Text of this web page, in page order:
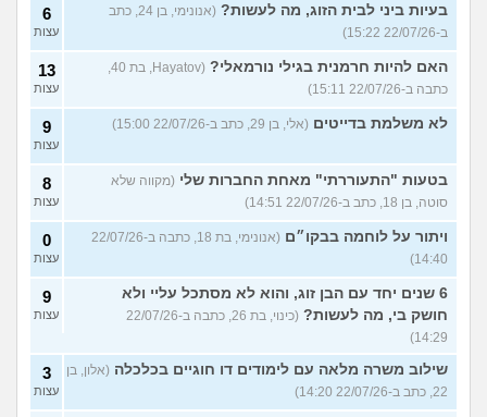
בעיות ביני לבית הזוג, מה לעשות?
(אנונימי, בן 24, כתב
ב-22/07/26 15:22)
6
עצות
האם להיות חרמנית בגילי נורמאלי?
(Hayatov, בת 40,
כתבה ב-22/07/26 15:11)
13
עצות
לא משלמת בדייטים (אלי, בן 29, כתב ב-22/07/26 15:00) 9
עצות
בטעות "התעוררתי" מאחת החברות שלי (מקווה שלא
סוטה, בן 18, כתב ב-22/07/26 14:51)
8
עצות
ויתור על לוחמה בבקו״ם
(אנונימי, בת 18, כתבה ב-22/07/26
14:40)
0
עצות
6 שנים יחד עם הבן זוג, והוא לא מסתכל עליי ולא
חושק בי, מה לעשות?
(כינוי, בת 26, כתבה ב-22/07/26
14:29)
9
עצות
שילוב משרה מלאה עם לימודים דו חוגיים בכלכלה (אלון, בן
22, כתב ב-22/07/26 14:20)
3
עצות